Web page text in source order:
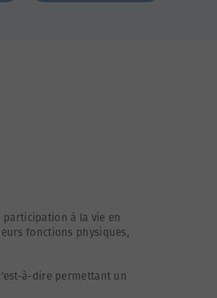
à la vie en
fonctions physiques,
à-dire permettant un